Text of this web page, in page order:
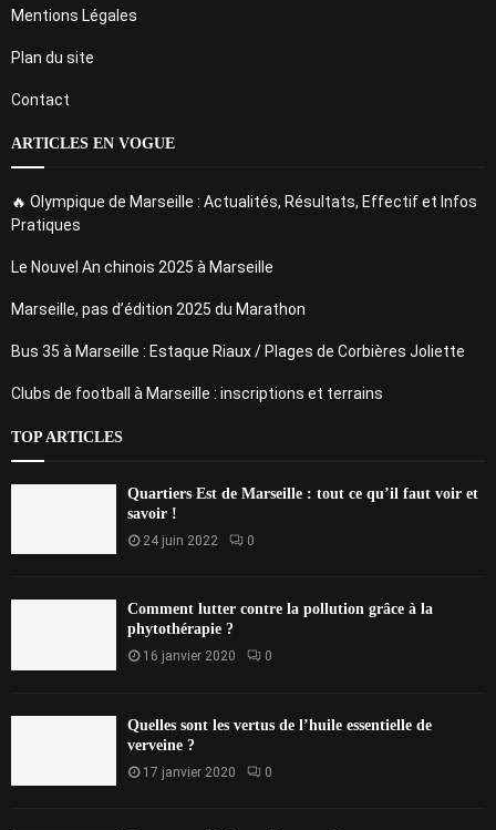
Mentions Légales
Plan du site
Contact
ARTICLES EN VOGUE
🔥 Olympique de Marseille : Actualités, Résultats, Effectif et Infos
Pratiques
Le Nouvel An chinois 2025 à Marseille
Marseille, pas d’édition 2025 du Marathon
Bus 35 à Marseille : Estaque Riaux / Plages de Corbières Joliette
Clubs de football à Marseille : inscriptions et terrains
TOP ARTICLES
Quartiers Est de Marseille : tout ce qu’il faut voir et
savoir !
24 juin 2022 0
Comment lutter contre la pollution grâce à la
phytothérapie ?
16 janvier 2020 0
Quelles sont les vertus de l’huile essentielle de
verveine ?
17 janvier 2020 0